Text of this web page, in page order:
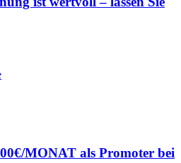
MONAT als Promoter bei